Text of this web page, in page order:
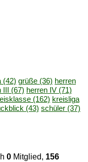
(42) grüße (36) herren
(67) herren IV (71)
(162) kreisliga
(43) schüler (37)
0 Mitglied, 156